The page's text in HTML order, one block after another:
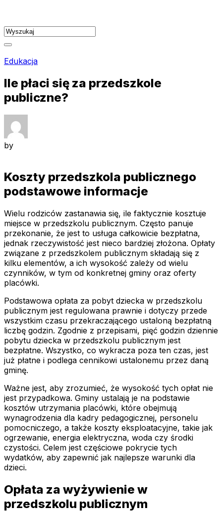
content
Edukacja
Ile płaci się za przedszkole
publiczne?
by
Koszty przedszkola publicznego
podstawowe informacje
Wielu rodziców zastanawia się, ile faktycznie kosztuje
miejsce w przedszkolu publicznym. Często panuje
przekonanie, że jest to usługa całkowicie bezpłatna,
jednak rzeczywistość jest nieco bardziej złożona. Opłaty
związane z przedszkolem publicznym składają się z
kilku elementów, a ich wysokość zależy od wielu
czynników, w tym od konkretnej gminy oraz oferty
placówki.
Podstawowa opłata za pobyt dziecka w przedszkolu
publicznym jest regulowana prawnie i dotyczy przede
wszystkim czasu przekraczającego ustaloną bezpłatną
liczbę godzin. Zgodnie z przepisami, pięć godzin dziennie
pobytu dziecka w przedszkolu publicznym jest
bezpłatne. Wszystko, co wykracza poza ten czas, jest
już płatne i podlega cennikowi ustalonemu przez daną
gminę.
Ważne jest, aby zrozumieć, że wysokość tych opłat nie
jest przypadkowa. Gminy ustalają je na podstawie
kosztów utrzymania placówki, które obejmują
wynagrodzenia dla kadry pedagogicznej, personelu
pomocniczego, a także koszty eksploatacyjne, takie jak
ogrzewanie, energia elektryczna, woda czy środki
czystości. Celem jest częściowe pokrycie tych
wydatków, aby zapewnić jak najlepsze warunki dla
dzieci.
Opłata za wyżywienie w
przedszkolu publicznym